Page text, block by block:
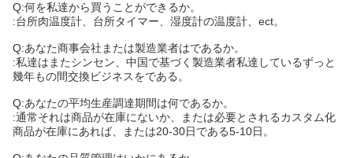
Q:何を私達から買うことができるか。
:台所肉温度計、台所タイマー、湿度計の温度計、ect。
Q:あなた商事会社または製造業者はであるか。
:私達はまたシンセン、中国で基づく製造業者私達しているずっと
幾年もの間交換ビジネスをである。
Q:あなたの平均生産調達期間は何であるか。
:通常それは商品が在庫にないか、または必要とされるカスタム化
商品が在庫にあれば、または20-30日である5-10日。